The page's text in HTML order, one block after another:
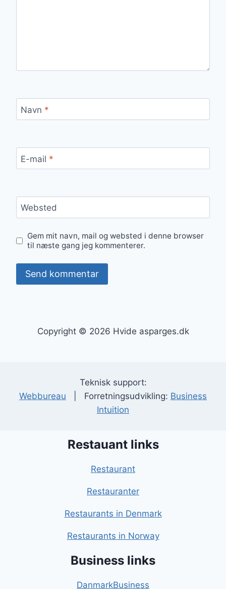
Navn *
E-mail *
Websted
Gem mit navn, mail og websted i denne browser
til næste gang jeg kommenterer.
Copyright © 2026 Hvide asparges.dk
Teknisk support:
Webbureau | Forretningsudvikling: Business
Intuition
Restauant links
Restaurant
Restauranter
Restaurants in Denmark
Restaurants in Norway
Business links
DanmarkBusiness